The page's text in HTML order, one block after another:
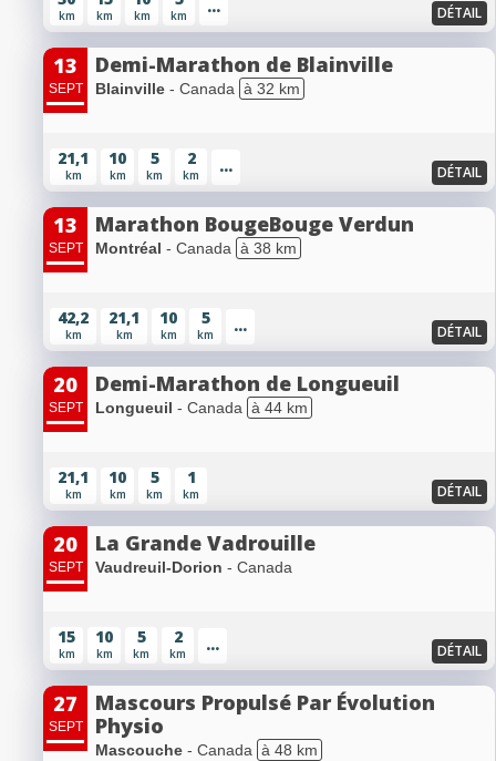
km km km km ... DÉTAIL
13
SEPT
Demi-Marathon de Blainville
Blainville - Canada à 32 km
21,1
km
10
km
5
km
2
km ... DÉTAIL
13
SEPT
Marathon BougeBouge Verdun
Montréal - Canada à 38 km
42,2
km
21,1
km
10
km
5
km ... DÉTAIL
20
SEPT
Demi-Marathon de Longueuil
Longueuil - Canada à 44 km
21,1
km
10
km
5
km
1
km DÉTAIL
20
SEPT
La Grande Vadrouille
Vaudreuil-Dorion - Canada
15
km
10
km
5
km
2
km ... DÉTAIL
27
SEPT
Mascours Propulsé Par Évolution
Physio
Mascouche - Canada à 48 km